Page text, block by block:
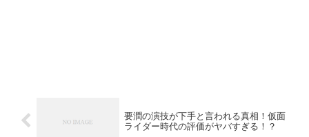
要潤の演技が下手と言われる真相！仮面
ライダー時代の評価がヤバすぎる！？